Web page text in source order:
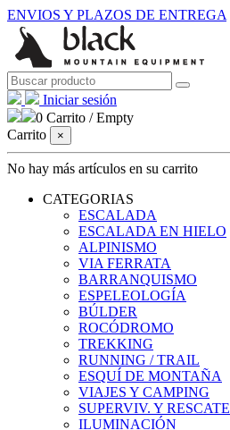
ENVIOS Y PLAZOS DE ENTREGA
Iniciar sesión
0 Carrito /Empty
Carrito
×
No hay más artículos en su carrito
CATEGORIAS
ESCALADA
ESCALADA EN HIELO
ALPINISMO
VIA FERRATA
BARRANQUISMO
ESPELEOLOGÍA
BÚLDER
ROCÓDROMO
TREKKING
RUNNING / TRAIL
ESQUÍ DE MONTAÑA
VIAJES Y CAMPING
SUPERVIV. Y RESCATE
ILUMINACIÓN